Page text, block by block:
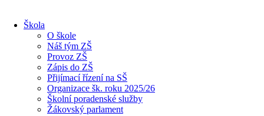
Škola
O škole
Náš tým ZŠ
Provoz ZŠ
Zápis do ZŠ
Přijímací řízení na SŠ
Organizace šk. roku 2025/26
Školní poradenské služby
Žákovský parlament